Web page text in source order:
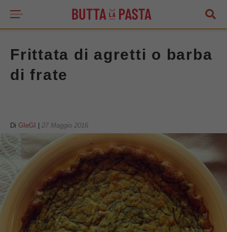
Frittata di agretti o barba
di frate
Di GIeGI 27 Maggio 2016